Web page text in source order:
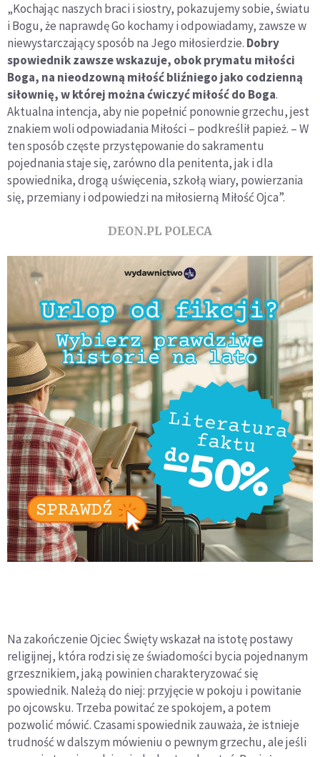
„Kochając naszych braci i siostry, pokazujemy sobie, światu
i Bogu, że naprawdę Go kochamy i odpowiadamy, zawsze w
niewystarczający sposób na Jego miłosierdzie. Dobry
spowiednik zawsze wskazuje, obok prymatu miłości
Boga, na nieodzowną miłość bliźniego jako codzienną
siłownię, w której można ćwiczyć miłość do Boga.
Aktualna intencja, aby nie popełnić ponownie grzechu, jest
znakiem woli odpowiadania Miłości – podkreślił papież. – W
ten sposób częste przystępowanie do sakramentu
pojednania staje się, zarówno dla penitenta, jak i dla
spowiednika, drogą uświęcenia, szkołą wiary, powierzania
się, przemiany i odpowiedzi na miłosierną Miłość Ojca”.
DEON.PL POLECA
Na zakończenie Ojciec Święty wskazał na istotę postawy
religijnej, która rodzi się ze świadomości bycia pojednanym
grzesznikiem, jaką powinien charakteryzować się
spowiednik. Należą do niej: przyjęcie w pokoju i powitanie
po ojcowsku. Trzeba powitać ze spokojem, a potem
pozwolić mówić. Czasami spowiednik zauważa, że istnieje
trudność w dalszym mówieniu o pewnym grzechu, ale jeśli